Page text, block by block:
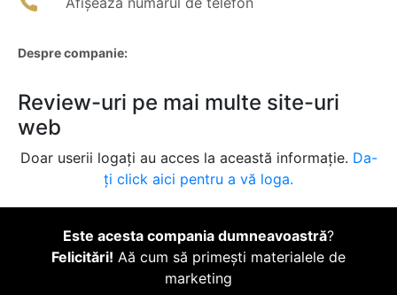
Despre companie:
Review-uri pe mai multe site-uri
web
Doar userii logați au acces la această informație. Da-
ți click aici pentru a vă loga.
Este acesta compania dumneavoastră?
Felicitări! Aă cum să primești materialele de
marketing